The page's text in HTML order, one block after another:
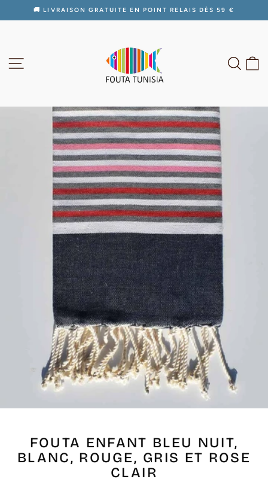
Diaporama
🚚 LIVRAISON GRATUITE EN POINT RELAIS DÈS 59 €
FOUTA ENFANT BLEU NUIT,
BLANC, ROUGE, GRIS ET ROSE
CLAIR